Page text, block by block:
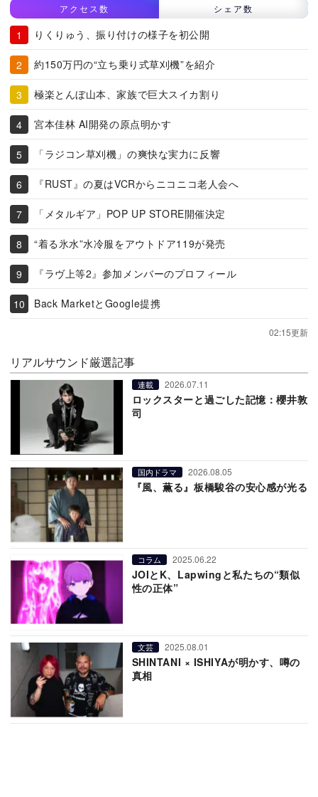
アクセス数 シェア数
りくりゅう、振り付けの様子を初公開
約150万円の“立ち乗り式草刈機”を紹介
極楽とんぼ山本、家族で巨大スイカ割り
宮本佳林 AI開発の原点明かす
「ラジコン草刈機」の爽快な実力に反響
『RUST』の夏はVCRからニコニコ老人会へ
「メタルギア」POP UP STORE開催決定
“着る氷水”水冷服をアウトドア119が発売
『ラヴ上等2』参加メンバーのプロフィール
Back MarketとGoogle提携
02:15更新
リアルサウンド厳選記事
連載 2026.07.11
ロックスターと過ごした記憶：櫻井敦
司
国内ドラマ 2026.08.05
『風、薫る』板橋駿谷の安心感が光る
コラム 2025.06.22
JOIとK、Lapwingと私たちの“類似
性の正体”
文芸 2025.08.01
SHINTANI × ISHIYAが明かす、噂の
真相